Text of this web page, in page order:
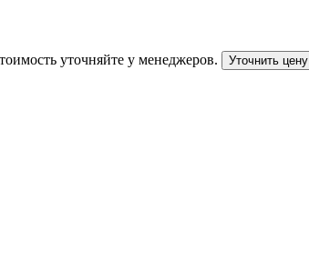
уточняйте у менеджеров.
Уточнить цену